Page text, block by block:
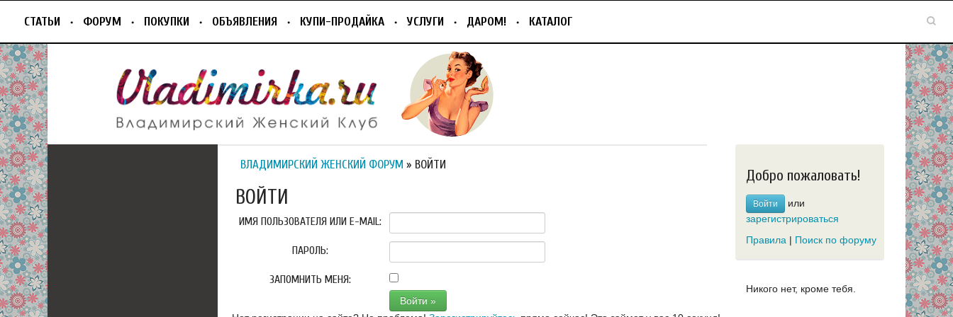
СТАТЬИ ФОРУМ ПОКУПКИ ОБЪЯВЛЕНИЯ КУПИ-ПРОДАЙКА УСЛУГИ ДАРОМ! КАТАЛОГ
ВЛАДИМИРСКИЙ ЖЕНСКИЙ ФОРУМ » ВОЙТИ
ВОЙТИ
ИМЯ ПОЛЬЗОВАТЕЛЯ ИЛИ E-MAIL:
ПАРОЛЬ:
ЗАПОМНИТЬ МЕНЯ:
Добро пожаловать!
Войти
или
зарегистрироваться
Правила | Поиск по форуму
Никого нет, кроме тебя.